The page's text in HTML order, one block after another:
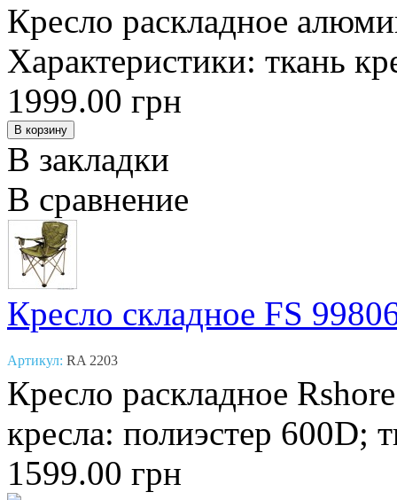
Кресло раскладное
Характеристики: ткань
1999.00 грн
В закладки
В сравнение
Кресло складное FS
Артикул: RA 2203
Кресло раскладное
кресла: полиэстер 600D;
1599.00 грн